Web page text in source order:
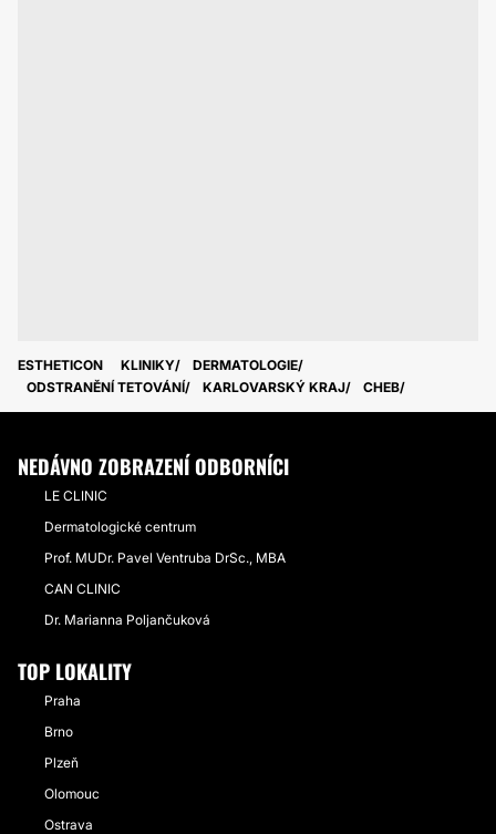
ESTHETICON KLINIKY
DERMATOLOGIE
ODSTRANĚNÍ TETOVÁNÍ
KARLOVARSKÝ KRAJ CHEB
NEDÁVNO ZOBRAZENÍ ODBORNÍCI
LE CLINIC
Dermatologické centrum
Prof. MUDr. Pavel Ventruba DrSc., MBA
CAN CLINIC
Dr. Marianna Poljančuková
TOP LOKALITY
Praha
Brno
Plzeň
Olomouc
Ostrava